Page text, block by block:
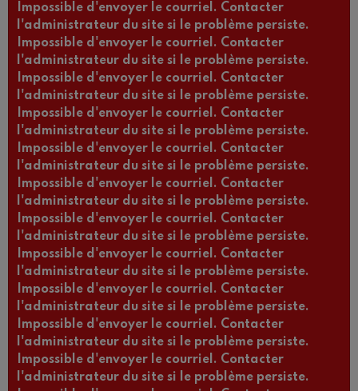
Impossible d'envoyer le courriel. Contacter
l'administrateur du site si le problème persiste.
Impossible d'envoyer le courriel. Contacter
l'administrateur du site si le problème persiste.
Impossible d'envoyer le courriel. Contacter
l'administrateur du site si le problème persiste.
Impossible d'envoyer le courriel. Contacter
l'administrateur du site si le problème persiste.
Impossible d'envoyer le courriel. Contacter
l'administrateur du site si le problème persiste.
Impossible d'envoyer le courriel. Contacter
l'administrateur du site si le problème persiste.
Impossible d'envoyer le courriel. Contacter
l'administrateur du site si le problème persiste.
Impossible d'envoyer le courriel. Contacter
l'administrateur du site si le problème persiste.
Impossible d'envoyer le courriel. Contacter
l'administrateur du site si le problème persiste.
Impossible d'envoyer le courriel. Contacter
l'administrateur du site si le problème persiste.
Impossible d'envoyer le courriel. Contacter
l'administrateur du site si le problème persiste.